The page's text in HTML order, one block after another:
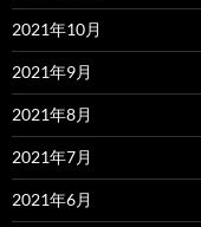
2021年10月
2021年9月
2021年8月
2021年7月
2021年6月